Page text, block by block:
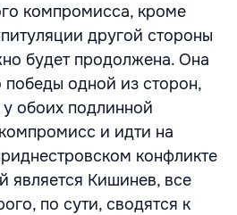
компромисса, кроме
другой стороны
будет продолжена. Она
победы одной из сторон,
обоих подлинной
и идти на
конфликте
является Кишинев, все
по сути, сводятся к